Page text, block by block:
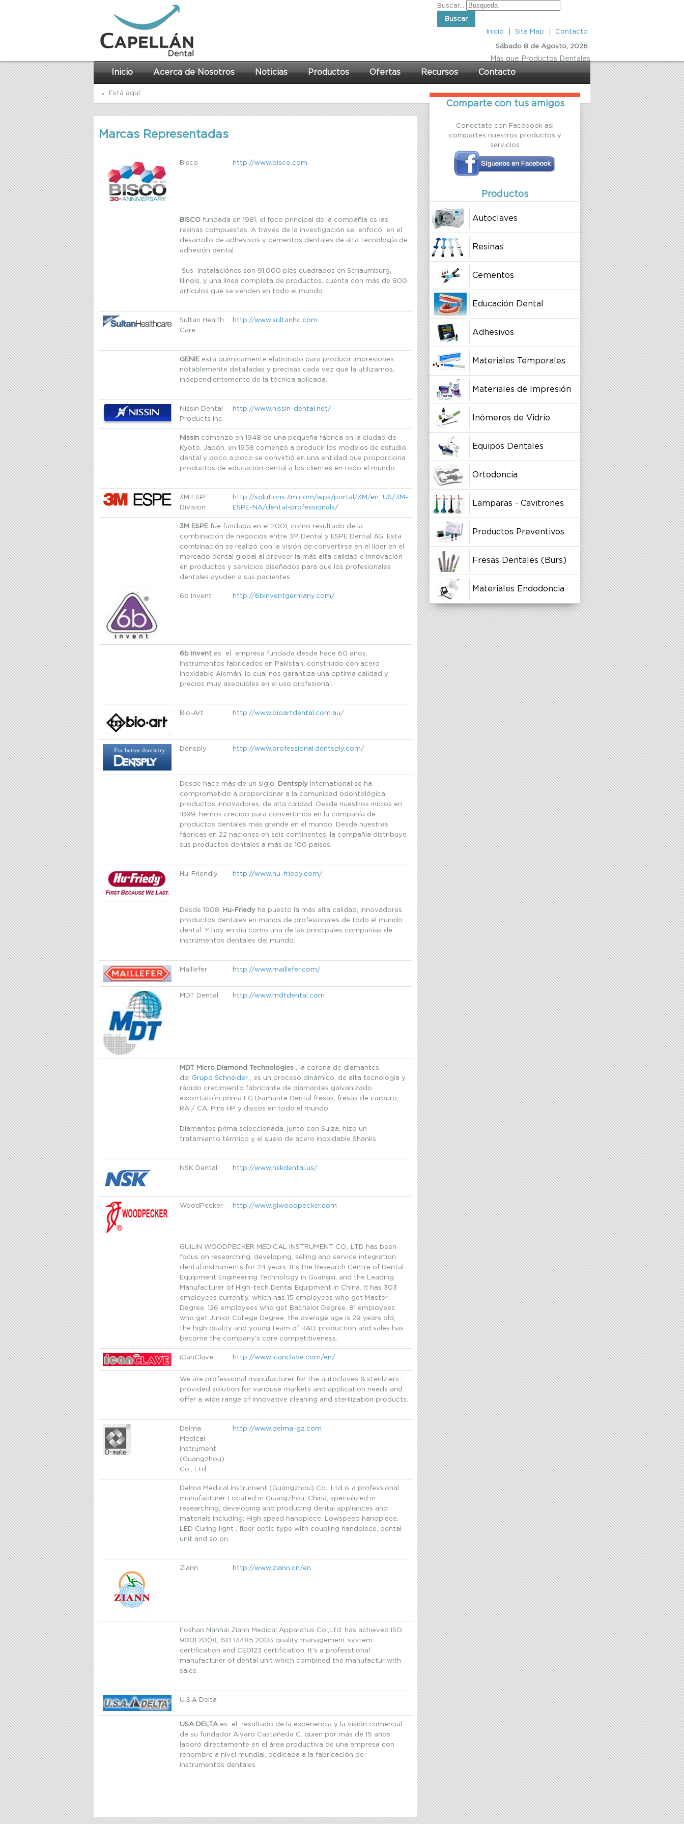
Buscar...
Buscar
Inicio Site Map Contacto
Sábado 8 de Agosto, 2026
Más que Productos Dentales
Inicio Acerca de Nosotros Noticias Productos Ofertas Recursos Contacto
Está aquí:
Inicio
Acerca de Nosotros
Marcas Representadas
Bisco http://www.bisco.com
BISCO fundada en 1981, el foco principal de la compañía es las
resinas compuestas. A través de la investigación se enfocó en el
desarrollo de adhesivos y cementos dentales de alta tecnología de
adhesión dental.
Sus instalaciónes son 91,000 pies cuadrados en Schaumburg,
Illinois, y una línea completa de productos, cuenta con más de 800
artículos que se venden en todo el mundo.
Sultan Health
Care
http://www.sultanhc.com
GENIE está químicamente elaborado para producir impresiones
notablemente detalladas y precisas cada vez que la utilizamos,
independientemente de la técnica aplicada.
Nissin Dental
Products Inc.
http://www.nissin-dental.net/
Nissin comenzó en 1948 de una pequeña fábrica en la ciudad de
Kyoto, Japón, en 1958 comenzó a producir los modelos de estudio
dental y poco a poco se convirtió en una entidad que proporciona
productos de educación dental a los clientes en todo el mundo.
3M ESPE
Division
http://solutions.3m.com/wps/portal/3M/en_US/3M-
ESPE-NA/dental-professionals/
3M ESPE fue fundada en el 2001, como resultado de la
combinación de negocios entre 3M Dental y ESPE Dental AG. Esta
combinación se realizó con la visión de convertirse en el líder en el
mercado dental global al proveer la más alta calidad e innovación
en productos y servicios diseñados para que los profesionales
dentales ayuden a sus pacientes
6b Invent http://6binventgermany.com/
6b invent es el empresa fundada desde hace 60 anos.
Instrumentos fabricados en Pakistan, construido con acero
inoxidable Alemán, lo cual nos garantiza una optima calidad y
precios muy asequibles en el uso profesional.
Bio-Art http://www.bioartdental.com.au/
Densply http://www.professional.dentsply.com/
Desde hace más de un siglo, Dentsply International se ha
comprometido a proporcionar a la comunidad odontológica
productos innovadores, de alta calidad. Desde nuestros inicios en
1899, hemos crecido para convertirnos en la compañía de
productos dentales más grande en el mundo. Desde nuestras
fábricas en 22 naciones en seis continentes, la compañía distribuye
sus productos dentales a más de 100 países.
Hu-Friendly http://www.hu-friedy.com/
Desde 1908, Hu-Friedy ha puesto la más alta calidad, innovadores
productos dentales en manos de profesionales de todo el mundo
dental. Y hoy en día como una de las principales compañías de
instrumentos dentales del mundo.
Maillefer http://www.maillefer.com/
MDT Dental http://www.mdtdental.com
MDT Micro Diamond Technologies , la corona de diamantes
del Grupo Schneider , es un proceso dinámico, de alta tecnología y
rápido crecimiento fabricante de diamantes galvanizado
exportación prima FG Diamante Dental fresas, fresas de carburo,
RA / CA, Pins HP y discos en todo el mundo.
Diamantes prima seleccionada, junto con Suiza, hizo un
tratamiento térmico y el suelo de acero inoxidable Shanks.
NSK Dental http://www.nskdental.us/
WoodPecker http://www.glwoodpecker.com
GUILIN WOODPECKER MEDICAL INSTRUMENT CO., LTD has been
focus on researching, developing, selling and service integration
dental instruments for 24 years. It’s the Research Centre of Dental
Equipment Engineering Technology in Guangxi, and the Leading
Manufacturer of High-tech Dental Equipment in China. It has 303
employees currently, which has 15 employees who get Master
Degree, 126 employees who get Bachelor Degree, 81 employees
who get Junior College Degree, the average age is 29 years old,
the high quality and young team of R&D, production and sales has
become the company’s core competitiveness.
iCanClave http://www.icanclave.com/en/
We are professional manufacturer for the autoclaves & sterilziers ,
provided solution for variouse markets and application needs and
offer a wide range of innovative cleaning and sterilization products.
Delma
Medical
Instrument
(Guangzhou)
Co., Ltd
http://www.delma-gz.com
Delma Medical Instrument (Guangzhou) Co., Ltd is a professional
manufacturer Located in Guangzhou, China, specialized in
researching, developing and producing dental appliances and
materials including: High speed handpiece, Lowspeed handpiece,
LED Curing light , fiber optic type with coupling handpiece, dental
unit and so on.
Ziann http://www.ziann.cn/en
Foshan Nanhai Ziann Medical Apparatus Co.,Ltd. has achieved ISO
9001:2008, ISO 13485:2003 quality management system
certification and CE0123 certification. It's a professtional
manufacturer of dental unit which combined the manufactur with
sales.
U.S.A Delta
USA DELTAes el resultado de la experiencia y la visión comercial
de su fundador Alvaro Castañeda C. quien por más de 15 años
laboró directamente en el área productiva de una empresa con
renombre a nivel mundial, dedicada a la fabricación de
instrumentos dentales.
Comparte con tus amigos
Conectate con Facebook asi
compartes nuestros productos y
servicios
Productos
Autoclaves
Resinas
Cementos
Educación Dental
Adhesivos
Materiales Temporales
Materiales de Impresión
Inómeros de Vidrio
Equipos Dentales
Ortodoncia
Lamparas - Cavitrones
Productos Preventivos
Fresas Dentales (Burs)
Materiales Endodoncia